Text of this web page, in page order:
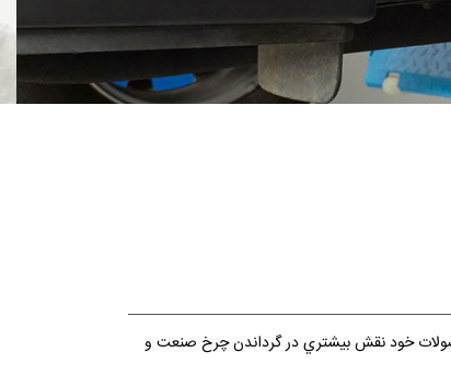
خود نقش بيشتري در گرداندن چرخ صنعت و